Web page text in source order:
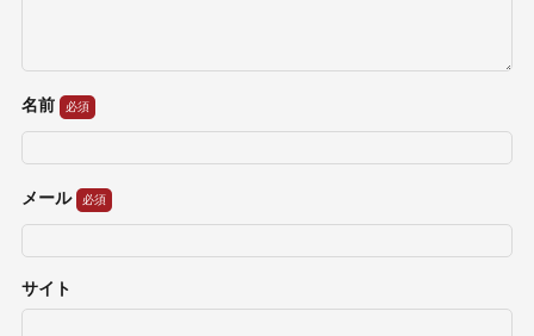
名前
メール
サイト